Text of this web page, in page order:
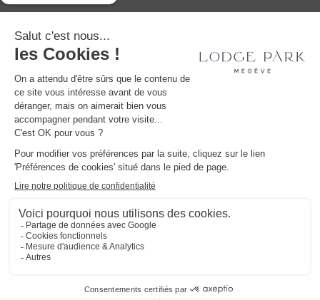
DÉCOUVRIR TOUTES NOS DESTINATIONS
Megève •Ménerbes •Saint-Tropez•Saint-Barth
Mentions légales
CGV
Politique de confidentialité
Cookies